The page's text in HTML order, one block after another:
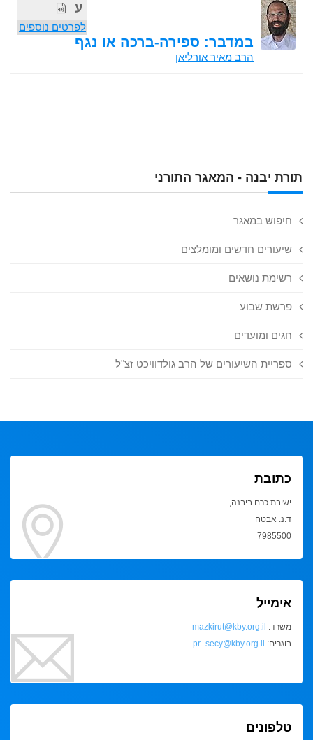
תורת יבנה - המאגר התורני
חיפוש במאגר
שיעורים חדשים ומומלצים
רשימת נושאים
פרשת שבוע
חגים ומועדים
ספריית השיעורים של הרב גולדוויכט זצ"ל
ע
לפרטים נוספים
במדבר: ספירה-ברכה או נגף
הרב מאיר אורליאן
כתובת
ישיבת כרם ביבנה,
ד.נ. אבטח
7985500
אימייל
משרד: mazkirut@kby.org.il
בוגרים: pr_secy@kby.org.il
טלפונים